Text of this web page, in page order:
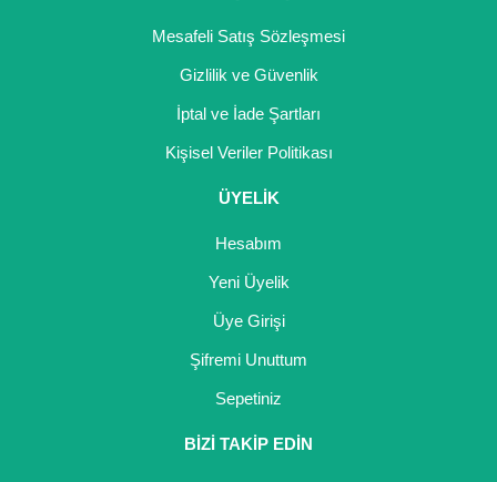
Mesafeli Satış Sözleşmesi
Gizlilik ve Güvenlik
İptal ve İade Şartları
Kişisel Veriler Politikası
ÜYELİK
Hesabım
Yeni Üyelik
Üye Girişi
Şifremi Unuttum
Sepetiniz
BİZİ TAKİP EDİN